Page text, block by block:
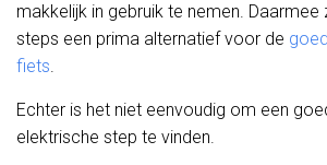
makkelijk in gebruik te nemen. Daarmee
steps een prima alternatief voor de
fiets.
Echter is het niet eenvoudig om een
elektrische step te vinden.